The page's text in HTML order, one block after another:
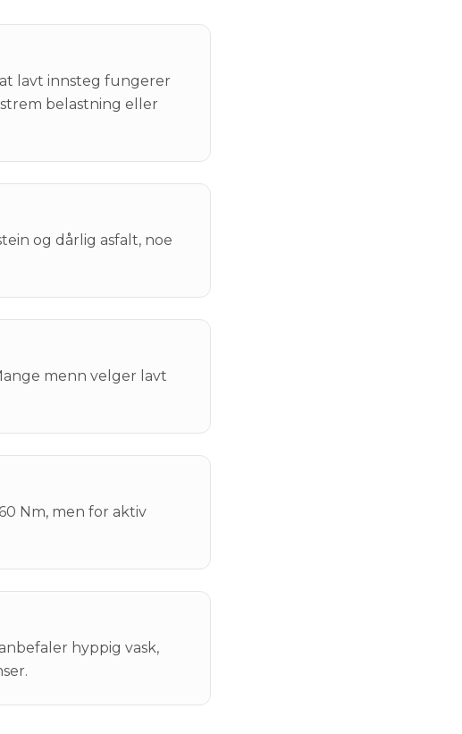
lavt innsteg fungerer
belastning eller
og dårlig asfalt, noe
menn velger lavt
Nm, men for aktiv
hyppig vask,